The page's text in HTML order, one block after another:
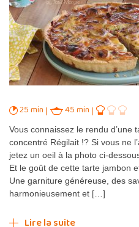
25 min 45 min
Vous connaissez le rendu d’une
concentré Régilait !? Si vous ne
jetez un oeil à la photo ci-
Et le goût de cette tarte jambon
Une garniture généreuse, des
harmonieusement et […]
Lire la suite